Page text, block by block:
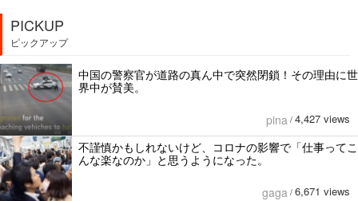
PICKUP
ピックアップ
中国の警察官が道路の真ん中で突然閉鎖！その理由に世
界中が賛美。
pina / 4,427 views
不謹慎かもしれないけど、コロナの影響で「仕事ってこ
んな楽なのか」と思うようになった。
gaga / 6,671 views